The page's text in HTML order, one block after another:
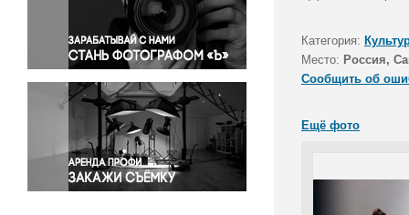
Правосудие
Происшествия и конфликты
Религия
Светская жизнь
Спорт
Экология
Экономика и бизнес
Категория:
Место: Россия,
Сообщить об
Ещё фото